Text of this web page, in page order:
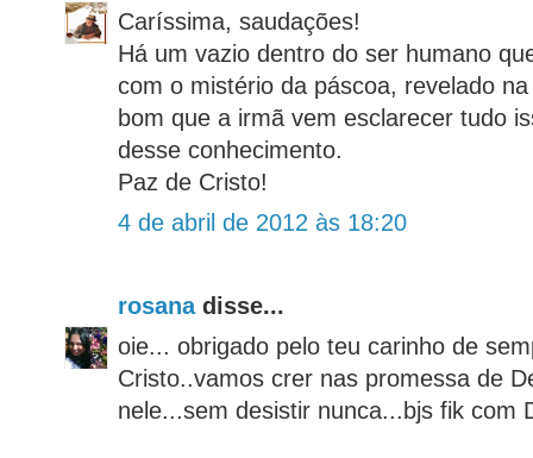
Caríssima, saudações!
Há um vazio dentro do ser humano
com o mistério da páscoa, revelado
bom que a irmã vem esclarecer tudo
desse conhecimento.
Paz de Cristo!
4 de abril de 2012 às 18:20
rosanadisse...
oie... obrigado pelo teu carinho de
Cristo..vamos crer nas promessa de
nele...sem desistir nunca...bjs fik com